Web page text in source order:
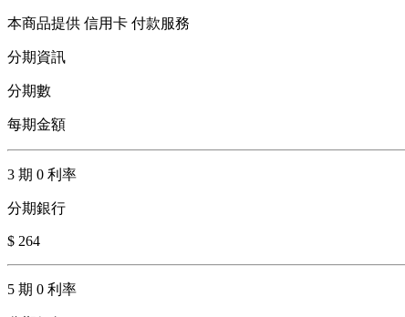
本商品提供 信用卡 付款服務
分期資訊
分期數
每期金額
3 期 0 利率
分期銀行
$ 264
5 期 0 利率